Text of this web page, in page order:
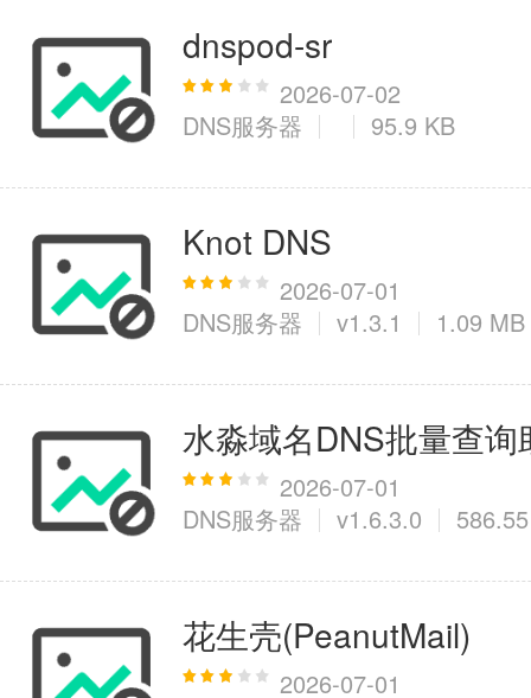
dnspod-sr
2026-07-02
DNS服务器
95.9 KB
Knot DNS
2026-07-01
DNS服务器
v1.3.1 1.09 MB
水淼域名DNS批量查询
2026-07-01
DNS服务器
v1.6.3.0
花生壳(PeanutMail)
2026-07-01